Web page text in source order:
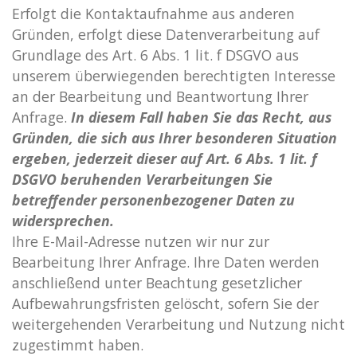
Erfolgt die Kontaktaufnahme aus anderen
Gründen, erfolgt diese Datenverarbeitung auf
Grundlage des Art. 6 Abs. 1 lit. f DSGVO aus
unserem überwiegenden berechtigten Interesse
an der Bearbeitung und Beantwortung Ihrer
Anfrage. In diesem Fall haben Sie das Recht, aus
Gründen, die sich aus Ihrer besonderen Situation
ergeben, jederzeit dieser auf Art. 6 Abs. 1 lit. f
DSGVO beruhenden Verarbeitungen Sie
betreffender personenbezogener Daten zu
widersprechen.
Ihre E-Mail-Adresse nutzen wir nur zur
Bearbeitung Ihrer Anfrage. Ihre Daten werden
anschließend unter Beachtung gesetzlicher
Aufbewahrungsfristen gelöscht, sofern Sie der
weitergehenden Verarbeitung und Nutzung nicht
zugestimmt haben.